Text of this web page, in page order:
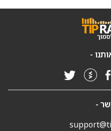
-
-